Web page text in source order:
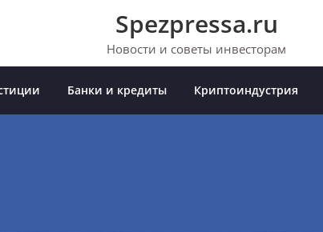
Spezpressa.ru
Новости и советы инвесторам
Банки и кредиты Криптоиндустрия